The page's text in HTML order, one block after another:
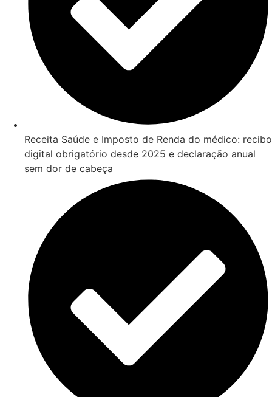
Receita Saúde e Imposto de Renda do médico: recibo
digital obrigatório desde 2025 e declaração anual
sem dor de cabeça